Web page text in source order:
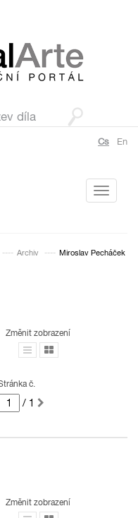
Cs En
Toggle
Archiv Miroslav Pecháček
Změnit zobrazení
č.
/ 1
Změnit zobrazení